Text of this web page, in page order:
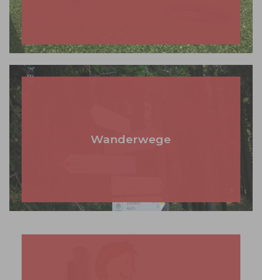
Wanderwege